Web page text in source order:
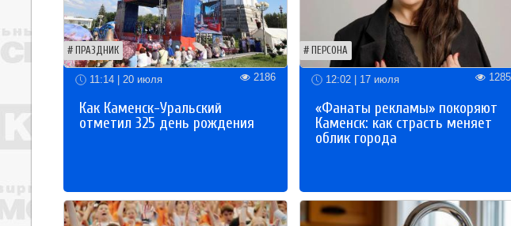
ПРАЗДНИК
11:14 | 20 июля 2186
Как Каменск-Уральский
отметил 325 день рождения
ПЕРСОНА
12:02 | 17 июля 1285
«Фанаты рекламы» покоряют
Каменск: как страсть меняет
облик города